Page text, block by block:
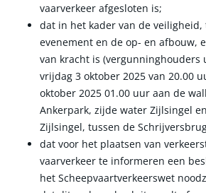
vaarverkeer afgesloten is;
dat in het kader van de
evenement en de op- en afbouw,
van kracht is (vergunninghouders
vrijdag 3 oktober 2025 van 20.00
oktober 2025 01.00 uur aan de
Ankerpark, zijde water Zijlsingel
Zijlsingel, tussen de
dat voor het plaatsen van
vaarverkeer te informeren een
het Scheepvaartverkeerswet